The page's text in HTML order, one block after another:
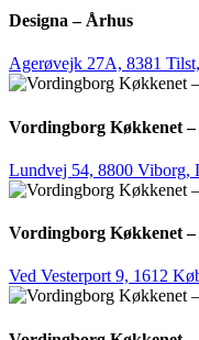
Designa – Århus
Agerøvejk 27A, 8381
Vordingborg Køkkenet
Lundvej 54, 8800 Viborg,
Vordingborg Køkkenet
Ved Vesterport 9, 1612